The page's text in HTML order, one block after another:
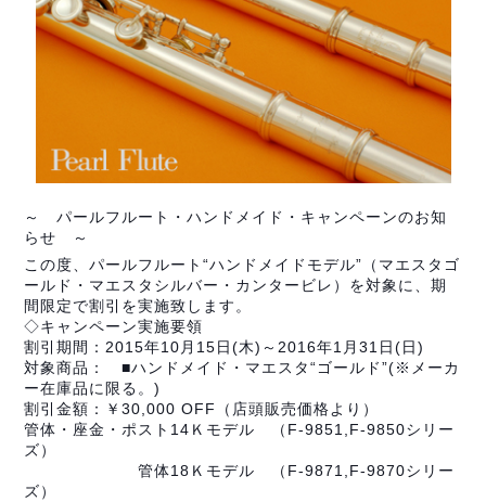
～ パールフルート・ハンドメイド・キャンペーンのお知
らせ ～
この度、パールフルート“ハンドメイドモデル”（マエスタゴ
ールド・マエスタシルバー・カンタービレ）を対象に、期
間限定で割引を実施致します。
◇キャンペーン実施要領
割引期間：2015年10月15日(木)～2016年1月31日(日)
対象商品： ■ハンドメイド・マエスタ“ゴールド”(※メーカ
ー在庫品に限る。)
割引金額：￥30,000 OFF（店頭販売価格より）
管体・座金・ポスト14Ｋモデル （F-9851,F-9850シリー
ズ）
管体18Ｋモデル （F-9871,F-9870シリー
ズ）